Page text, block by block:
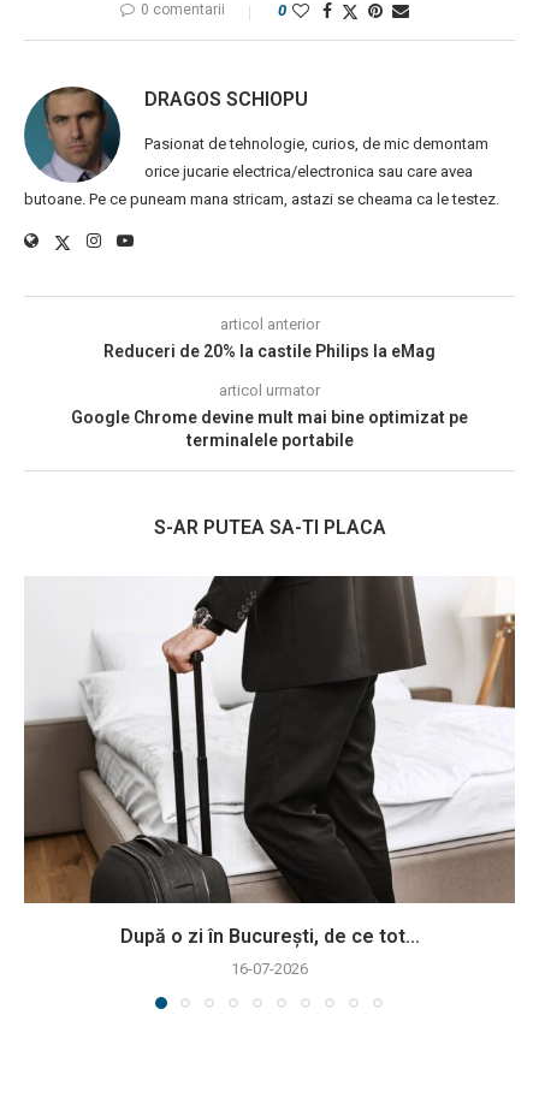
0 comentarii 0
DRAGOS SCHIOPU
Pasionat de tehnologie, curios, de mic demontam
orice jucarie electrica/electronica sau care avea
butoane. Pe ce puneam mana stricam, astazi se cheama ca le testez.
articol anterior
Reduceri de 20% la castile Philips la eMag
articol urmator
Google Chrome devine mult mai bine optimizat pe
terminalele portabile
S-AR PUTEA SA-TI PLACA
După o zi în București, de ce tot...
16-07-2026